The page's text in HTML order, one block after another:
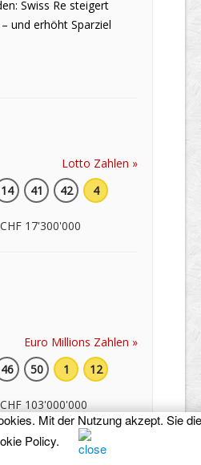
Swiss Re steigert
und erhöht Sparziel
Lotto Zahlen »
14 41 42 4
17'300'000
Euro Millions Zahlen »
46 50 1 12
103'000'000
Mit der Nutzung akzept. Sie die
Policy.